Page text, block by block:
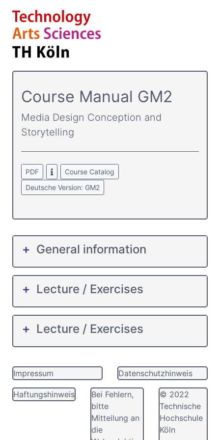
Course­ Manual GM2
Media Design Conception and
Storytelling
PDF
Course Catalog
Deutsche Version: GM2
General information
Lecture / Exercises
Lecture / Exercises
Impressum Datenschutzhinweis
Haftungshinweis
Bei Fehlern,
bitte
Mitteilung an
die
© 2022
Technische
Hochschule
Köln